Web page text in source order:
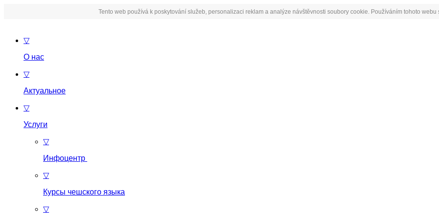
Tento web používá k poskytování služeb, personalizaci reklam a analýze návštěvnosti soubory cookie. Používáním tohoto webu
▽
О нас
▽
Актуальное
▽
Услуги
▽
Инфоцентр
▽
Курсы чешского языка
▽